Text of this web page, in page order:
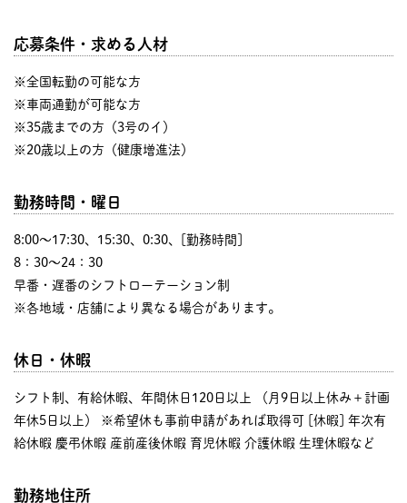
応募条件・求める人材
※全国転勤の可能な方
※車両通勤が可能な方
※35歳までの方（3号のイ）
※20歳以上の方（健康増進法）
勤務時間・曜日
8:00〜17:30、15:30、0:30、[勤務時間]
8：30～24：30
早番・遅番のシフトローテーション制
※各地域・店舗により異なる場合があります。
休日・休暇
シフト制、有給休暇、年間休日120日以上 （月9日以上休み＋計画
年休5日以上） ※希望休も事前申請があれば取得可 [休暇] 年次有
給休暇 慶弔休暇 産前産後休暇 育児休暇 介護休暇 生理休暇など
勤務地住所